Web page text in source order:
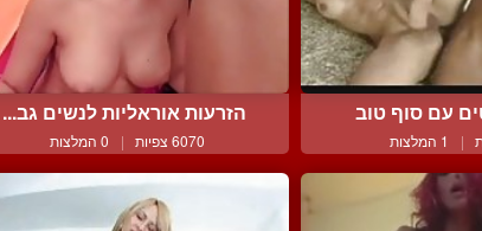
עם סוף טוב
| 1 המלצות
הזרעות אוראליות לנשים גב...
6070 צפיות | 0 המלצות